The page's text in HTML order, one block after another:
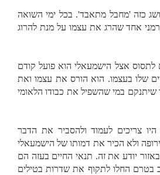
כזה 'מחבל מתאבד'. בכל ימי השואה
אחד שהרג את עצמו על מנת להרוג
אצל הישמעאלי הוא פועל קודם
שלו בעצמו. הוא הורס את עצמו ואת
שיתנקם במי שהשפיל את כבודו הלאומי
צריכים לעמוד ולהסביר את הדבר
ולא הכיר את דמותו של הישמעאלי
יודע את זה. תנאי החיים בעזה הם
בטרם החלו לתקוף את שדרות בטילים